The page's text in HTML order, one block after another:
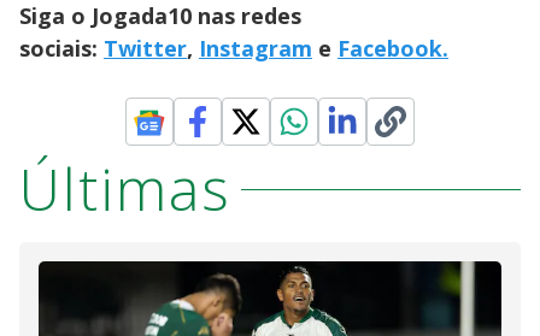
Siga o Jogada10 nas redes
sociais: Twitter, Instagram e Facebook.
Últimas